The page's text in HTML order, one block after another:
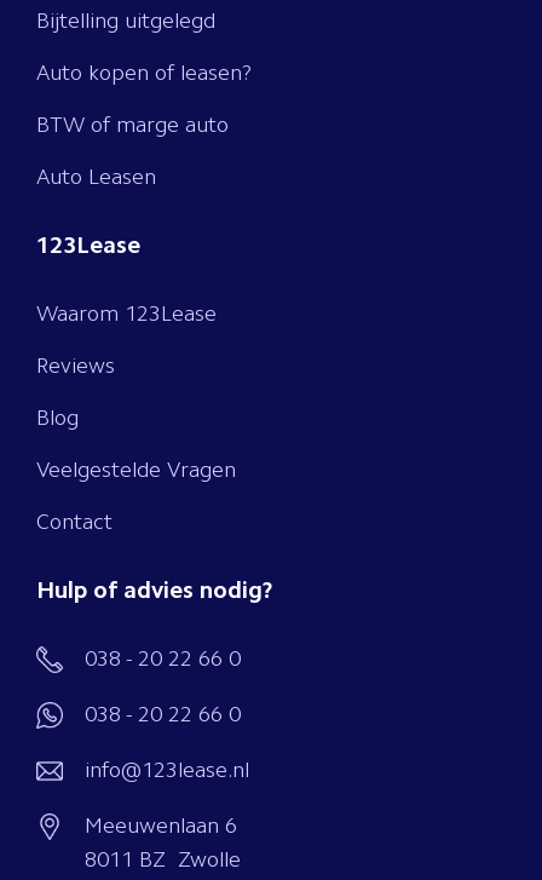
Bijtelling uitgelegd
Auto kopen of leasen?
BTW of marge auto
Auto Leasen
123Lease
Waarom 123Lease
Reviews
Blog
Veelgestelde Vragen
Contact
Hulp of advies nodig?
038 - 20 22 66 0
038 - 20 22 66 0
info@123lease.nl
Meeuwenlaan 6
8011 BZ Zwolle